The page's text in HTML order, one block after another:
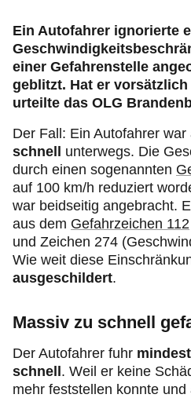
Ein Autofahrer ignorierte
einer Gefahrenstelle
geblitzt. Hat er
urteilte das OLG
Der Fall: Ein Autofahrer
schnell
unterwegs. Die
durch einen sogenannten
auf 100 km/h reduziert
war beidseitig angebracht.
aus dem Gefahrzeichen 112
und Zeichen 274
Wie weit diese
ausgeschildert.
Massiv zu schnell
Der Autofahrer fuhr
schnell . Weil er keine
mehr feststellen konnte und